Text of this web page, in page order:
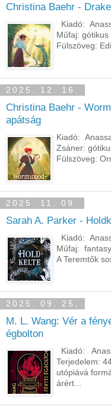
Christina Baehr -
Kiadó:
Műfaj:
Fülszöveg:
2025. 12. 16.
Christina Baehr -
apátság
Kiadó:
Zsáner:
Fülszöveg:
2025. 11. 09.
Sarah A. Parker -
Kiadó:
Műfaj:
A Teremtők
2025. 09. 25.
M. L. Wang: Vér ​a
égbolton
Kiadó:
Terjedelem:
utópiává
árért...